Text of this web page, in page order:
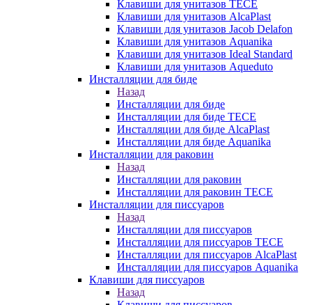
Клавиши для унитазов TECE
Клавиши для унитазов AlcaPlast
Клавиши для унитазов Jacob Delafon
Клавиши для унитазов Aquanika
Клавиши для унитазов Ideal Standard
Клавиши для унитазов Aqueduto
Инсталляции для биде
Назад
Инсталляции для биде
Инсталляции для биде TECE
Инсталляции для биде AlcaPlast
Инсталляции для биде Aquanika
Инсталляции для раковин
Назад
Инсталляции для раковин
Инсталляции для раковин TECE
Инсталляции для писсуаров
Назад
Инсталляции для писсуаров
Инсталляции для писсуаров TECE
Инсталляции для писсуаров AlcaPlast
Инсталляции для писсуаров Aquanika
Клавиши для писсуаров
Назад